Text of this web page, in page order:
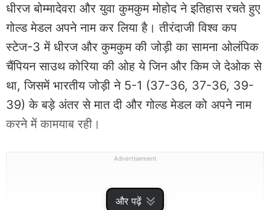
और पढ़ें
धीरज बोम्मादेवरा और युवा कुमकुम मोहोद ने इतिहास रचते हुए
गोल्ड मेडल अपने नाम कर लिया है। तीरंदाजी विश्व कप
स्टेज-3 में धीरज और कुमकुम की जोड़ी का सामना ओलंपिक
चैंपियन साउथ कोरिया की ओह ये जिन और किम जे देओक से
था, जिसमें भारतीय जोड़ी ने 5-1 (37-36, 37-36, 39-
39) के बड़े अंतर से मात दी और गोल्ड मेडल को अपने नाम
करने में कामयाब रही।
Advertisement